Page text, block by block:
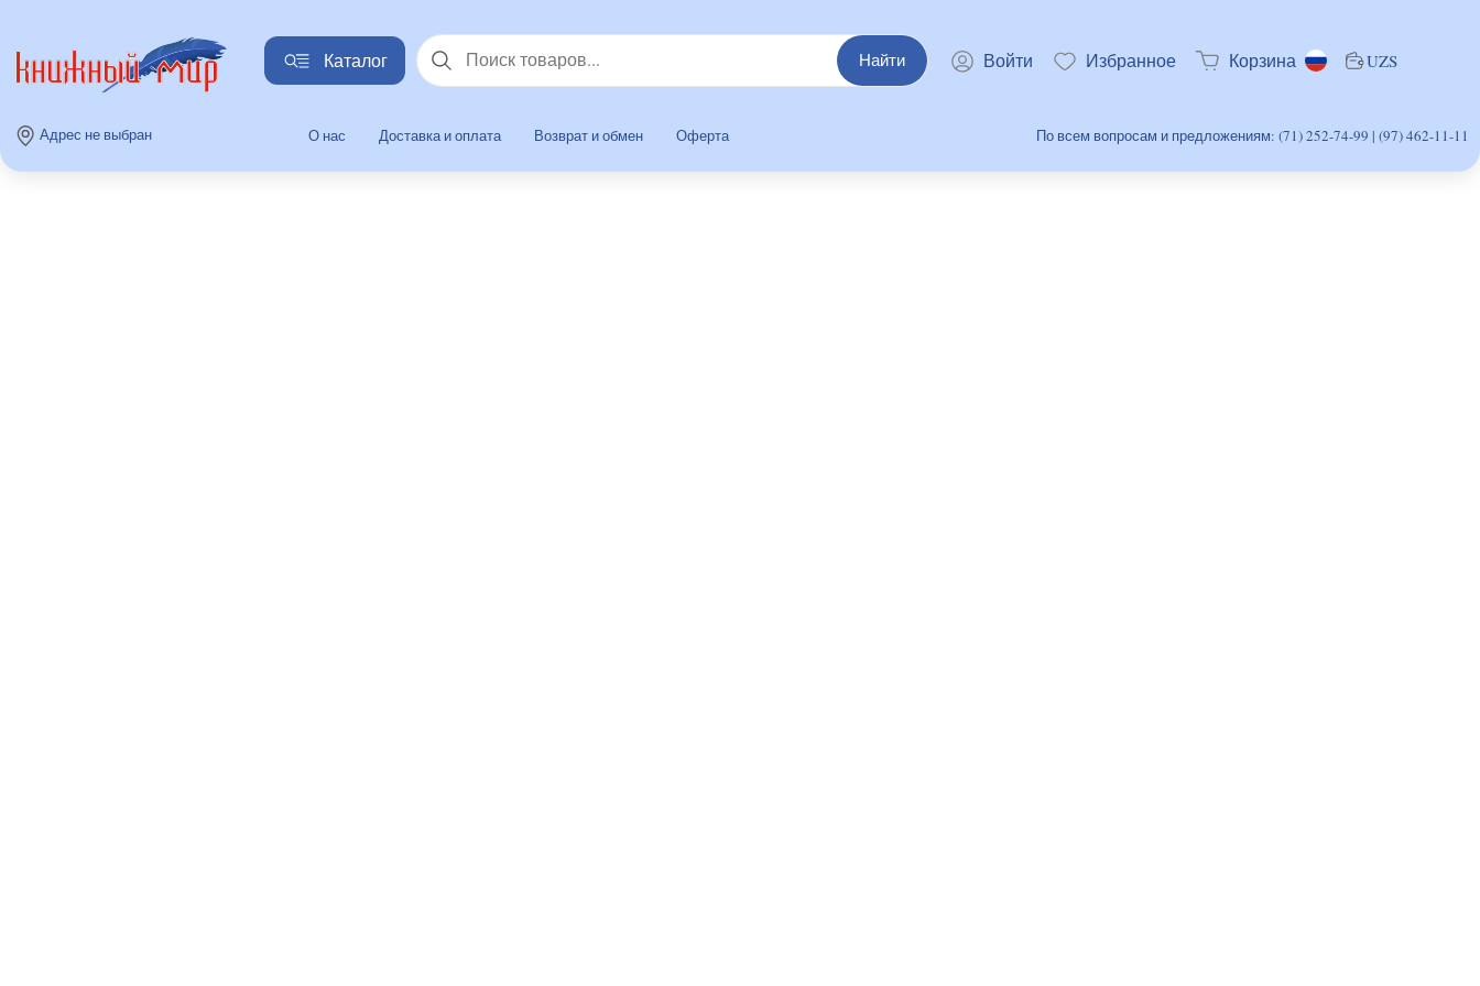
Каталог Найти Найти Войти Избранное Корзина UZS
Адрес не выбран О нас Доставка и оплата Возврат и обмен Оферта По всем вопросам и предложениям: (71) 252-74-99 | (97) 462-11-11